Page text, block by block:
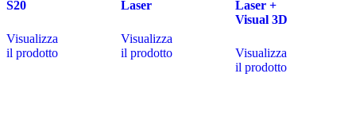
S20
Visualizza
il prodotto
Laser
Visualizza
il prodotto
Laser +
Visual 3D
Visualizza
il prodotto